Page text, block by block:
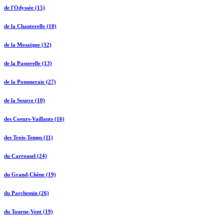
de l'Odyssée (15)
de la Chanterelle (10)
de la Mosaïque (32)
de la Passerelle (13)
de la Pommeraie (27)
de la Source (10)
des Coeurs-Vaillants (16)
des Trois-Temps (11)
du Carrousel (24)
du Grand-Chêne (19)
du Parchemin (26)
du Tourne-Vent (19)